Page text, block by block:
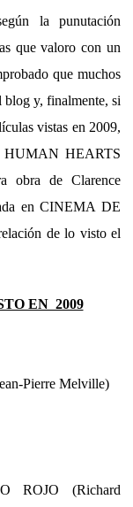
la punutación
que valoro con un
que muchos
blog y, finalmente, si
vistas en 2009,
HUMAN HEARTS
obra de Clarence
en CINEMA DE
de lo visto el
EN 2009
Pierre Melville)
ROJO (Richard